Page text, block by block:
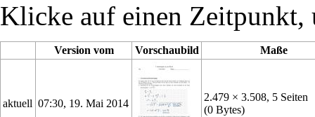
Klicke auf einen Zeitpunkt,
Version vom Vorschaubild Maße
aktuell 07:30, 19. Mai 2014
2.479 × 3.508, 5 Seiten
(0 Bytes)